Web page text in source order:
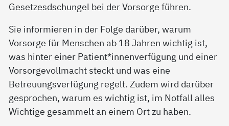
Gesetzesdschungel bei der Vorsorge führen.
Sie informieren in der Folge darüber, warum
Vorsorge für Menschen ab 18 Jahren wichtig ist,
was hinter einer Patient*innenverfügung und einer
Vorsorgevollmacht steckt und was eine
Betreuungsverfügung regelt. Zudem wird darüber
gesprochen, warum es wichtig ist, im Notfall alles
Wichtige gesammelt an einem Ort zu haben.